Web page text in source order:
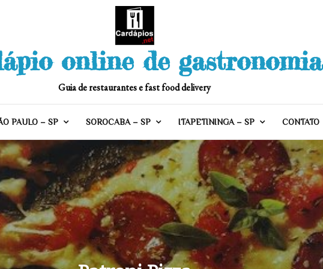
online de gastronomia
Guia de restaurantes e fast food delivery
PAULO – SP SOROCABA – SP ITAPETININGA – SP CONTATO